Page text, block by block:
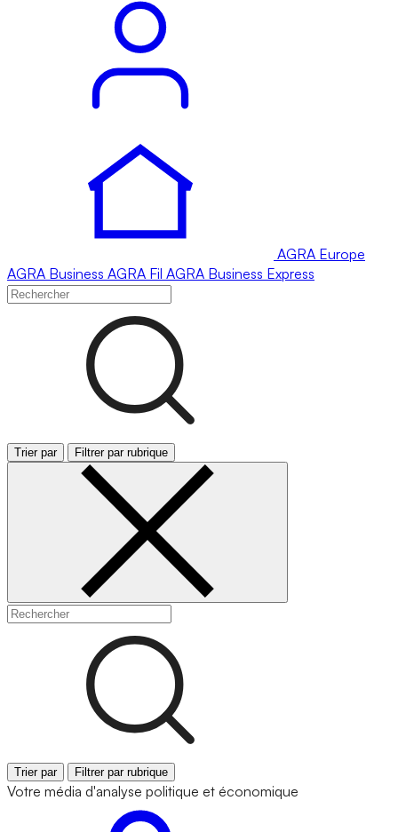
AGRA Europe
AGRA Business AGRA Fil AGRA Business Express
Trier par Filtrer par rubrique
Trier par Filtrer par rubrique
Votre média d'analyse politique et économique